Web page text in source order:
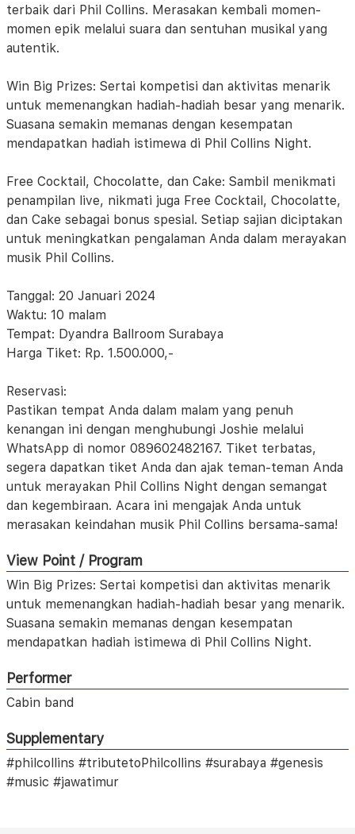
terbaik dari Phil Collins. Merasakan kembali momen-
momen epik melalui suara dan sentuhan musikal yang
autentik.
Win Big Prizes: Sertai kompetisi dan aktivitas menarik
untuk memenangkan hadiah-hadiah besar yang menarik.
Suasana semakin memanas dengan kesempatan
mendapatkan hadiah istimewa di Phil Collins Night.
Free Cocktail, Chocolatte, dan Cake: Sambil menikmati
penampilan live, nikmati juga Free Cocktail, Chocolatte,
dan Cake sebagai bonus spesial. Setiap sajian diciptakan
untuk meningkatkan pengalaman Anda dalam merayakan
musik Phil Collins.
Tanggal: 20 Januari 2024
Waktu: 10 malam
Tempat: Dyandra Ballroom Surabaya
Harga Tiket: Rp. 1.500.000,-
Reservasi:
Pastikan tempat Anda dalam malam yang penuh
kenangan ini dengan menghubungi Joshie melalui
WhatsApp di nomor 089602482167. Tiket terbatas,
segera dapatkan tiket Anda dan ajak teman-teman Anda
untuk merayakan Phil Collins Night dengan semangat
dan kegembiraan. Acara ini mengajak Anda untuk
merasakan keindahan musik Phil Collins bersama-sama!
View Point / Program
Win Big Prizes: Sertai kompetisi dan aktivitas menarik
untuk memenangkan hadiah-hadiah besar yang menarik.
Suasana semakin memanas dengan kesempatan
mendapatkan hadiah istimewa di Phil Collins Night.
Performer
Cabin band
Supplementary
#philcollins #tributetoPhilcollins #surabaya #genesis
#music #jawatimur